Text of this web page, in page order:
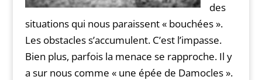
des
situations qui nous paraissent « bouchées ».
Les obstacles s’accumulent. C’est l’impasse.
Bien plus, parfois la menace se rapproche. Il y
a sur nous comme « une épée de Damocles ».